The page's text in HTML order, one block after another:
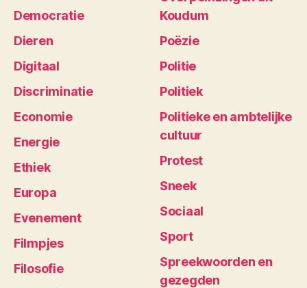
Democratie
Dieren
Digitaal
Discriminatie
Economie
Energie
Ethiek
Europa
Evenement
Filmpjes
Filosofie
Koudum
Poëzie
Politie
Politiek
Politieke en ambtelijke
cultuur
Protest
Sneek
Sociaal
Sport
Spreekwoorden en
gezegden